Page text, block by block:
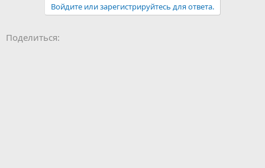
Войдите или зарегистрируйтесь для ответа.
Поделиться: